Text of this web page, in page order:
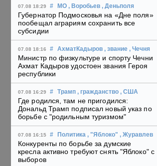
07.08 18:29 # МО , Воробьев , Деньполя
Губернатор Подмосковья на «Дне поля»
пообещал аграриям сохранить все
субсидии
07.08 18:16 # АхматКадыров , звание , Чечня
Министр по физкультуре и спорту Чечни
Ахмат Кадыров удостоен звания Героя
республики
07.08 16:29 # Трамп , гражданство , США
Где родился, там не пригодился:
Дональд Трамп подписал новый указ по
борьбе с "родильным туризмом"
07.08 16:15 # Политика , "Яблоко" , Журавлев
Конкуренты по борьбе за думские
кресла активно требуют снять "Яблоко" с
выборов